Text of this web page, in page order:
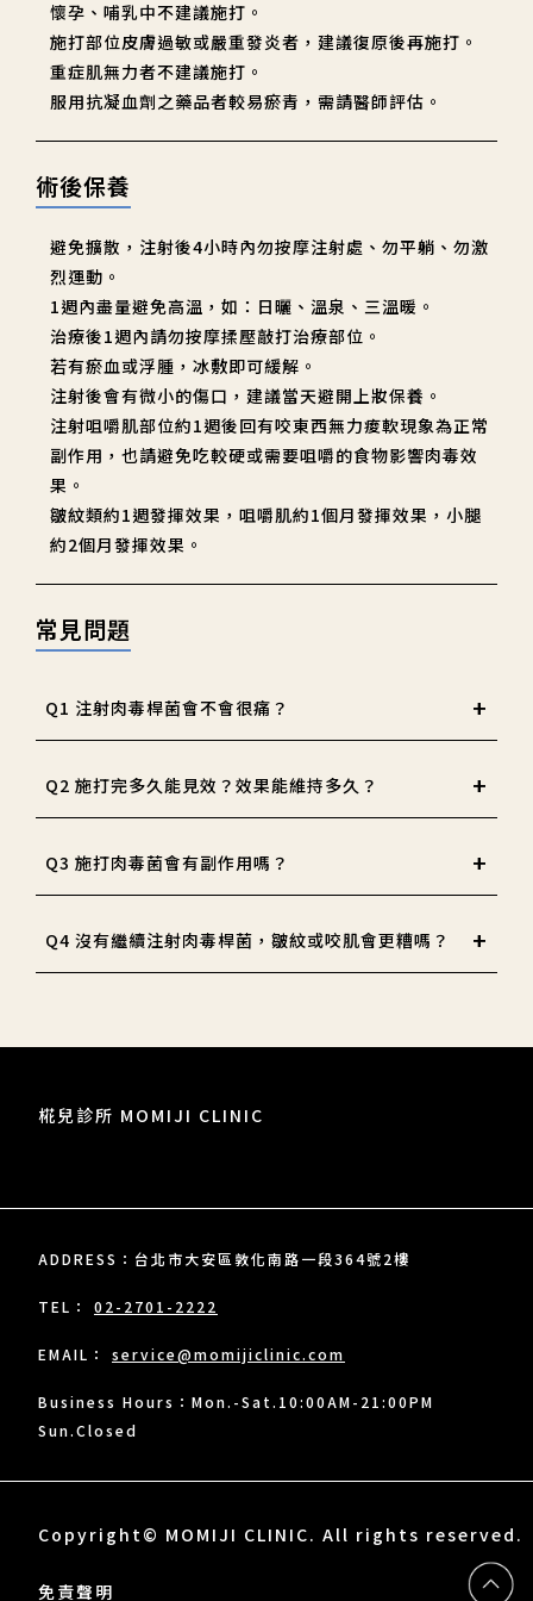
懷孕、哺乳中不建議施打。
施打部位皮膚過敏或嚴重發炎者，建議復原後再施打。
重症肌無力者不建議施打。
服用抗凝血劑之藥品者較易瘀青，需請醫師評估。
術後保養
避免擴散，注射後4小時內勿按摩注射處、勿平躺、勿激
烈運動。
1週內盡量避免高溫，如：日曬、溫泉、三溫暖。
治療後1週內請勿按摩揉壓敲打治療部位。
若有瘀血或浮腫，冰敷即可緩解。
注射後會有微小的傷口，建議當天避開上妝保養。
注射咀嚼肌部位約1週後回有咬東西無力痠軟現象為正常
副作用，也請避免吃較硬或需要咀嚼的食物影響肉毒效
果。
皺紋類約1週發揮效果，咀嚼肌約1個月發揮效果，小腿
約2個月發揮效果。
常見問題
Q1 注射肉毒桿菌會不會很痛？
Q2 施打完多久能見效？效果能維持多久？
Q3 施打肉毒菌會有副作用嗎？
Q4 沒有繼續注射肉毒桿菌，皺紋或咬肌會更糟嗎？
椛兒診所 MOMIJI CLINIC
ADDRESS：台北市大安區敦化南路一段364號2樓
TEL： 02-2701-2222
EMAIL： service@momijiclinic.com
Business Hours：Mon.-Sat.10:00AM-21:00PM
Sun.Closed
Copyright© MOMIJI CLINIC. All rights reserved.
免責聲明